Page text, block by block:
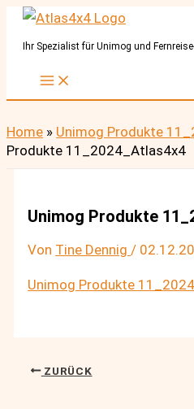
Zum
InhaltIhr Spezialist für Unimog und
Home » Unimog Produkte
Produkte 11_2024_Atlas4x4
Unimog Produkte
Von Tine Dennig/
Unimog Produkte
ZURÜCK